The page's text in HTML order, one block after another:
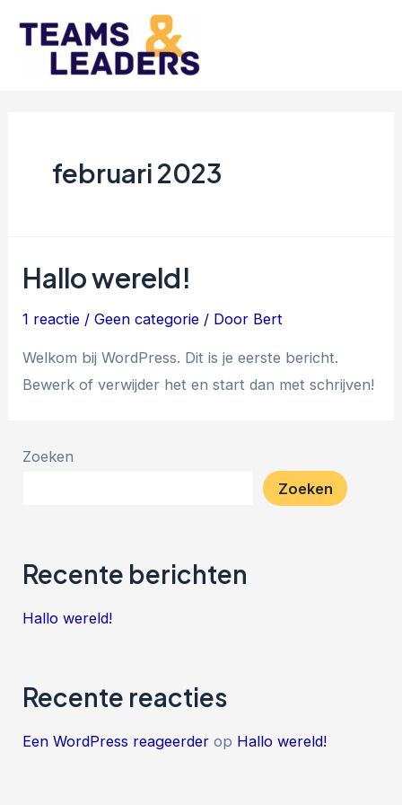
naar
februari 2023
Hallo wereld!
1 reactie /Geen categorie / Door Bert
Welkom bij WordPress. Dit is je eerste bericht.
Bewerk of verwijder het en start dan met schrijven!
Zoeken
Zoeken
Recente berichten
Hallo wereld!
Recente reacties
Een WordPress reageerder op Hallo wereld!